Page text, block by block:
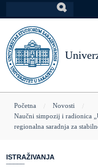
na
glavni
sadržaj
You
are
Početna
Novosti
Naučni simpozij i radionica
regionalna saradnja za
ISTRAŽIVANJA